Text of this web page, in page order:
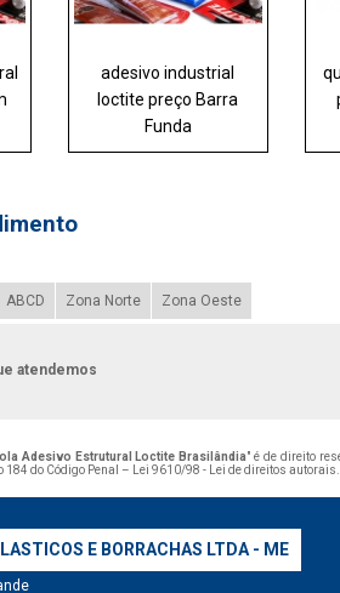
adesivo industrial
loctite preço Barra
Funda
ABCD Zona Norte Zona Oeste
atendemos
Adesivo Estrutural Loctite Brasilândia" é de direito
do Código Penal – Lei 9610/98 - Lei de direitos autorais.
E BORRACHAS LTDA - ME